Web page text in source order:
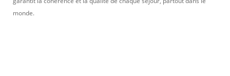
monde.